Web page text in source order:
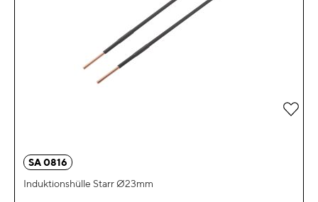
SA 0816
Induktionshülle Starr Ø23mm
Zur